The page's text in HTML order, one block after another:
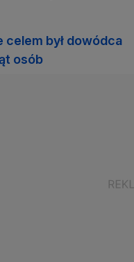
celem był dowódca
osób